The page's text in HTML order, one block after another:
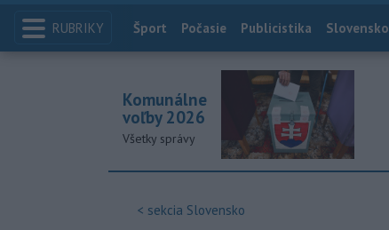
RUBRIKY Index
Šport Počasie Publicistika Slovensko
Komunálne
voľby 2026
Všetky správy
< sekcia Slovensko